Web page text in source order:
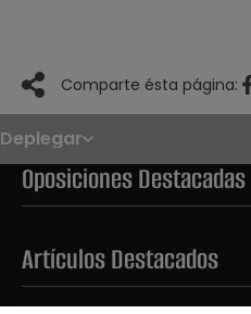
Comparte ésta página:
Deplegar
Noticias
Oposiciones
Convocatorias
Paso paso
OPE 2026
Oposiciones Destacadas
Artículos Destacados